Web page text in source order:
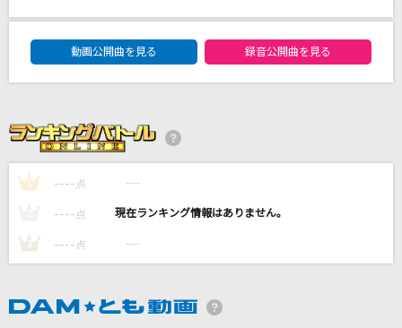
[生音]粉雪
小柳ルミ子(rumico)
幸せになりたい
[オリカラ]地上の星
DAM★ともボーカルエントリーランキング
動画公開曲を見る
録音公開曲を見る
1 ---- 点 ----
---- 点 ----
3 ---- 点 ----